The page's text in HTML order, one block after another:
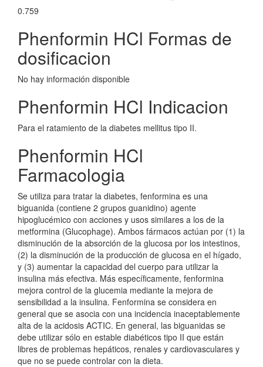
0.759
Phenformin HCl Formas de
dosificacion
No hay información disponible
Phenformin HCl Indicacion
Para el ratamiento de la diabetes mellitus tipo II.
Phenformin HCl
Farmacologia
Se utiliza para tratar la diabetes, fenformina es una
biguanida (contiene 2 grupos guanidino) agente
hipoglucémico con acciones y usos similares a los de la
metformina (Glucophage). Ambos fármacos actúan por (1) la
disminución de la absorción de la glucosa por los intestinos,
(2) la disminución de la producción de glucosa en el hígado,
y (3) aumentar la capacidad del cuerpo para utilizar la
insulina más efectiva. Más específicamente, fenformina
mejora control de la glucemia mediante la mejora de
sensibilidad a la insulina. Fenformina se considera en
general que se asocia con una incidencia inaceptablemente
alta de la acidosis ACTIC. En general, las biguanidas se
debe utilizar sólo en estable diabéticos tipo II que están
libres de problemas hepáticos, renales y cardiovasculares y
que no se puede controlar con la dieta.